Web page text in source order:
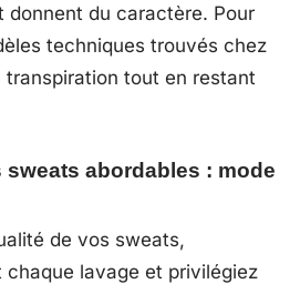
donnent du caractère. Pour
techniques trouvés chez
transpiration tout en restant
sweats abordables : mode
de vos sweats,
lavage et privilégiez